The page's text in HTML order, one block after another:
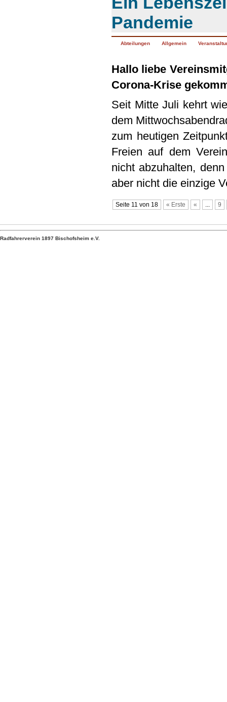
Pandemie
Abteilungen Allgemein
Hallo liebe
Corona-Krise
Seit Mitte Juli kehrt
dem
zum heutigen
Freien auf dem
nicht abzuhalten,
aber nicht die einzige
Seite 11 von 18 « Erste « 9
Radfahrerverein 1897 Bischofsheim e.V.